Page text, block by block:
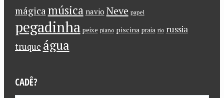
mágica música navio Neve papel
pegadinha peixe piano piscina praia rio russia
truque água
CADÊ?